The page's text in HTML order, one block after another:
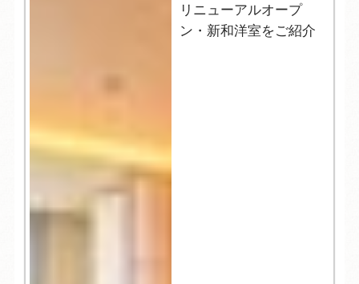
リニューアルオープ
ン・新和洋室をご紹介